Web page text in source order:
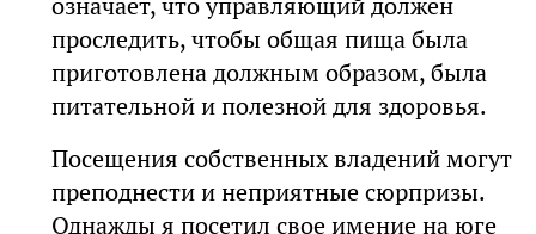
проследить, чтобы общая пища была
приготовлена должным образом, была
питательной и полезной для здоровья.
Посещения собственных владений могут
преподнести и неприятные сюрпризы.
Однажды я посетил свое имение на юге